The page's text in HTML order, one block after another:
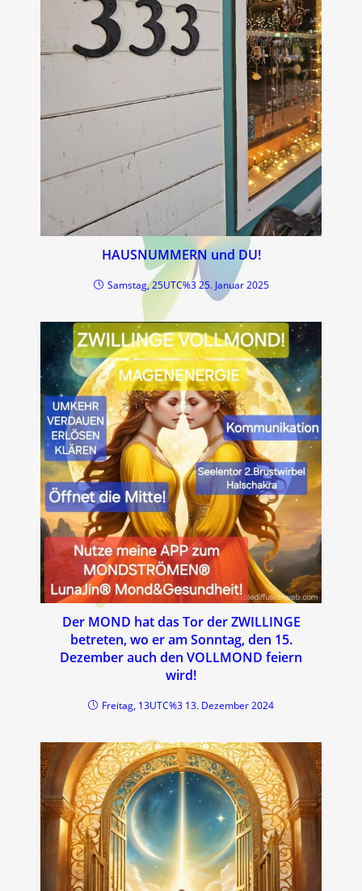
HAUSNUMMERN und DU!
Samstag, 25UTC%3 25. Januar 2025
Der MOND hat das Tor der ZWILLINGE
betreten, wo er am Sonntag, den 15.
Dezember auch den VOLLMOND feiern
wird!
Freitag, 13UTC%3 13. Dezember 2024